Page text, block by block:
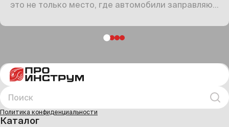
это не только место, где автомобили заправляют
Поиск
Политика конфиденциальности
Каталог